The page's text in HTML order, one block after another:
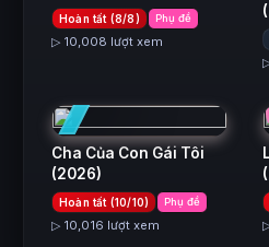
Hoàn tất (8/8) Phụ đề
▷ 10,008 lượt xem
7
Cha Của Con Gái Tôi
(2026)
Hoàn tất (10/10) Phụ đề
▷ 10,016 lượt xem